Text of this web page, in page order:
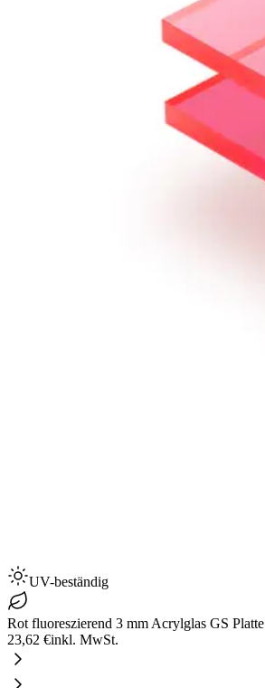
UV-beständig
Rot fluoreszierend 3 mm Acrylglas GS Platte
23,62 €inkl. MwSt.